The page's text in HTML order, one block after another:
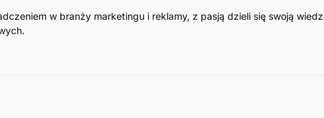
w branży marketingu i reklamy, z pasją dzieli się swoją